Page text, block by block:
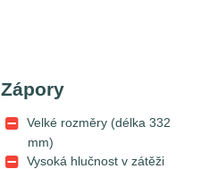
Zápory
Velké rozměry (délka 332
mm)
Vysoká hlučnost v zátěži